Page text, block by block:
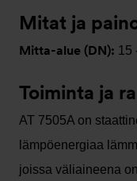
Mitat ja
Mitta-alue (DN): 15
Toiminta ja
AT 7505A on
lämpöenergiaa
joissa väliaineena